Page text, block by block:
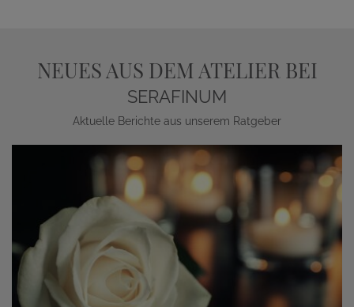
NEUES AUS DEM ATELIER BEI
SERAFINUM
Aktuelle Berichte aus unserem Ratgeber